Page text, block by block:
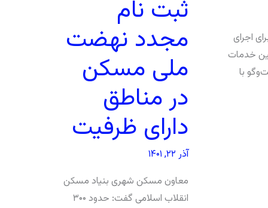
اجرای
خدمات
با
ثبت نام
مجدد نهضت
ملی مسکن
در مناطق
دارای ظرفیت
آذر ۲۲, ۱۴۰۱
معاون مسکن شهری بنیاد مسکن
انقلاب اسلامی گفت: حدود ۳۰۰